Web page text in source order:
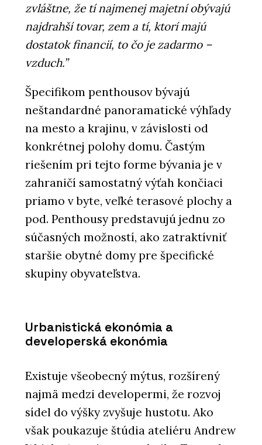
zvláštne, že tí najmenej majetní obývajú
najdrahší tovar, zem a tí, ktorí majú
dostatok financií, to čo je zadarmo –
vzduch.”
Špecifikom penthousov bývajú
neštandardné panoramatické výhľady
na mesto a krajinu, v závislosti od
konkrétnej polohy domu. Častým
riešením pri tejto forme bývania je v
zahraničí samostatný výťah končiaci
priamo v byte, veľké terasové plochy a
pod. Penthousy predstavujú jednu zo
súčasných možností, ako zatraktívniť
staršie obytné domy pre špecifické
skupiny obyvateľstva.
Urbanistická ekonómia a
developerská ekonómia
Existuje všeobecný mýtus, rozšírený
najmä medzi developermi, že rozvoj
sídel do výšky zvyšuje hustotu. Ako
však poukazuje štúdia ateliéru Andrew